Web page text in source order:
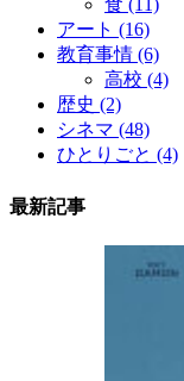
食 (11)
アート (16)
教育事情 (6)
高校 (4)
歴史 (2)
シネマ (48)
ひとりごと (4)
最新記事